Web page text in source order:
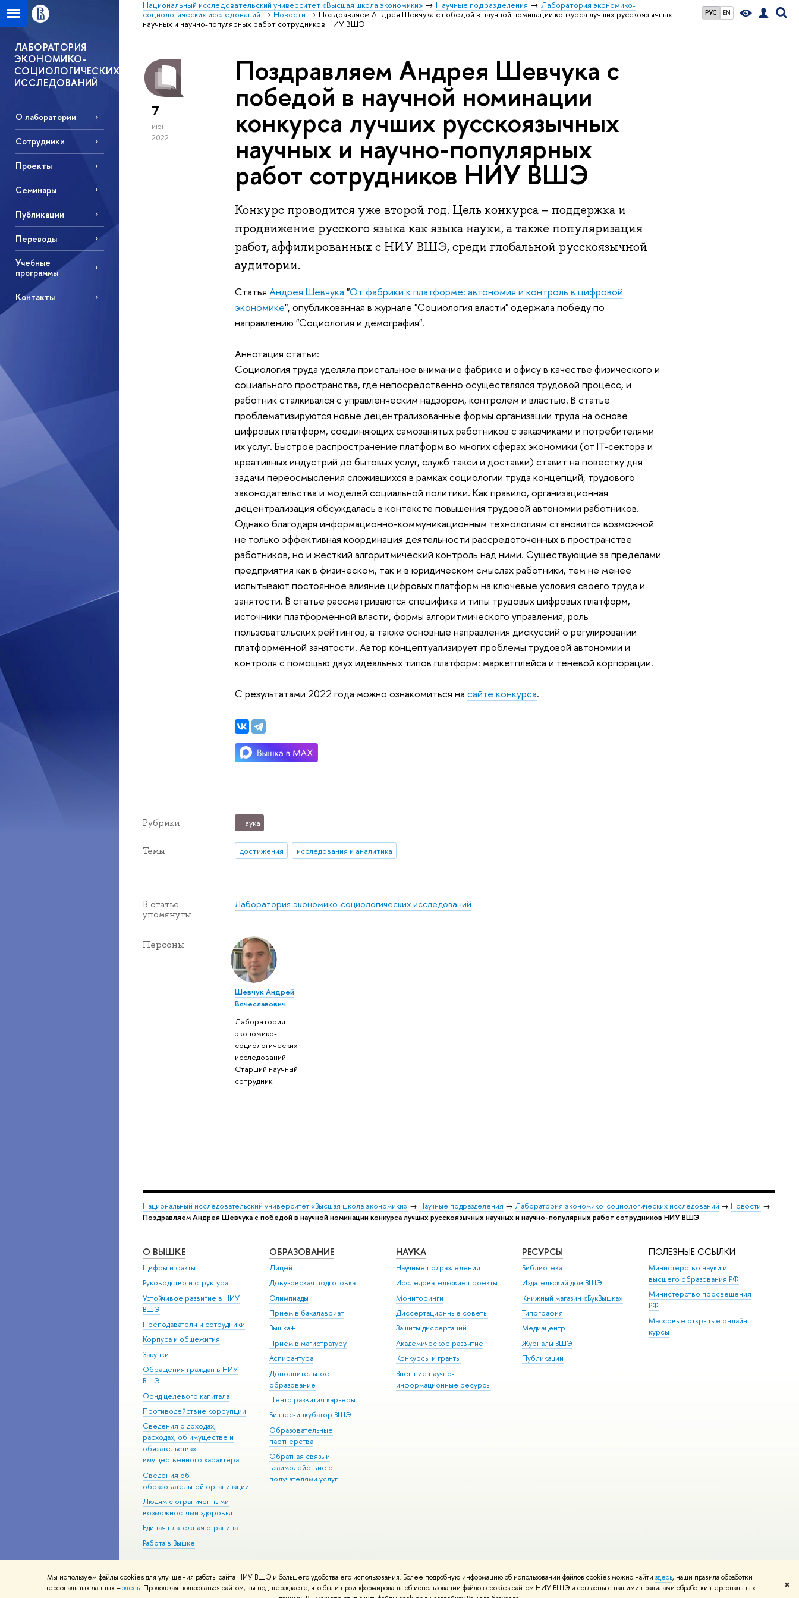
Мы используем файлы cookies для улучшения работы сайта НИУ ВШЭ и большего удобства его использования. Более подробную информацию об использовании файлов cookies можно найти здесь, наши правила обработки
персональных данных –здесь. Продолжая пользоваться сайтом, вы подтверждаете, что были проинформированы об использовании файлов cookies сайтом НИУ ВШЭ и согласны с нашими правилами обработки персональных
✖
РУС EN
Национальный исследовательский университет «Высшая школа экономики» Научные подразделения
Лаборатория экономико-
социологических исследований
Новости
Поздравляем Андрея Шевчука с победой в научной номинации конкурса лучших русскоязычных
научных и научно-популярных работ сотрудников НИУ ВШЭ
ЛАБОРАТОРИЯ
ЭКОНОМИКО-
СОЦИОЛОГИЧЕСКИХ
ИССЛЕДОВАНИЙ
О лаборатории
Сотрудники
Проекты
Семинары
Публикации
Переводы
Учебные
программы
Контакты
7
июн
2022
Поздравляем Андрея Шевчука с
победой в научной номинации
конкурса лучших русскоязычных
научных и научно-популярных
работ сотрудников НИУ ВШЭ
Конкурс проводится уже второй год. Цель конкурса – поддержка и
продвижение русского языка как языка науки, а также популяризация
работ, аффилированных с НИУ ВШЭ, среди глобальной русскоязычной
аудитории.
СтатьяАндрея Шевчука "От фабрики к платформе: автономия и контроль в цифровой
экономике", опубликованная в журнале "Социология власти" одержала победу по
направлению "Социология и демография".
Аннотация статьи:
Социология труда уделяла пристальное внимание фабрике и офису в качестве физического и
социального пространства, где непосредственно осуществлялся трудовой процесс, и
работник сталкивался с управленческим надзором, контролем и властью. В статье
проблематизируются новые децентрализованные формы организации труда на основе
цифровых платформ, соединяющих самозанятых работников с заказчиками и потребителями
их услуг. Быстрое распространение платформ во многих сферах экономики (от IT-сектора и
креативных индустрий до бытовых услуг, служб такси и доставки) ставит на повестку дня
задачи переосмысления сложившихся в рамках социологии труда концепций, трудового
законодательства и моделей социальной политики. Как правило, организационная
децентрализация обсуждалась в контексте повышения трудовой автономии работников.
Однако благодаря информационно-коммуникационным технологиям становится возможной
не только эффективная координация деятельности рассредоточенных в пространстве
работников, но и жесткий алгоритмический контроль над ними. Существующие за пределами
предприятия как в физическом, так и в юридическом смыслах работники, тем не менее
испытывают постоянное влияние цифровых платформ на ключевые условия своего труда и
занятости. В статье рассматриваются специфика и типы трудовых цифровых платформ,
источники платформенной власти, формы алгоритмического управления, роль
пользовательских рейтингов, а также основные направления дискуссий о регулировании
платформенной занятости. Автор концептуализирует проблемы трудовой автономии и
контроля с помощью двух идеальных типов платформ: маркетплейса и теневой корпорации.
С результатами 2022 года можно ознакомиться насайте конкурса.
Рубрики Наука
Темы достижения исследования и аналитика
В статье
упомянуты
Лаборатория экономико-социологических исследований
Персоны
Шевчук Андрей
Вячеславович
Лаборатория
экономико-
социологических
исследований:
Старший научный
сотрудник
Национальный исследовательский университет «Высшая школа экономики» → Научные подразделения → Лаборатория экономико-социологических исследований → Новости →
Поздравляем Андрея Шевчука с победой в научной номинации конкурса лучших русскоязычных научных и научно-популярных работ сотрудников НИУ ВШЭ
О ВЫШКЕ
Цифры и факты
Руководство и структура
Устойчивое развитие в НИУ
ВШЭ
Преподаватели и сотрудники
Корпуса и общежития
Закупки
Обращения граждан в НИУ
ВШЭ
Фонд целевого капитала
Противодействие коррупции
Сведения о доходах,
расходах, об имуществе и
обязательствах
имущественного характера
Сведения об
образовательной организации
Людям с ограниченными
возможностями здоровья
Единая платежная страница
Работа в Вышке
ОБРАЗОВАНИЕ
Лицей
Довузовская подготовка
Олимпиады
Прием в бакалавриат
Вышка+
Прием в магистратуру
Аспирантура
Дополнительное
образование
Центр развития карьеры
Бизнес-инкубатор ВШЭ
Образовательные
партнерства
Обратная связь и
взаимодействие с
получателями услуг
НАУКА
Научные подразделения
Исследовательские проекты
Мониторинги
Диссертационные советы
Защиты диссертаций
Академическое развитие
Конкурсы и гранты
Внешние научно-
информационные ресурсы
РЕСУРСЫ
Библиотека
Издательский дом ВШЭ
Книжный магазин «БукВышка»
Типография
Медиацентр
Журналы ВШЭ
Публикации
ПОЛЕЗНЫЕ ССЫЛКИ
Министерство науки и
высшего образования РФ
Министерство просвещения
РФ
Массовые открытые онлайн-
курсы
Редактору
© НИУ ВШЭ 1993–2026 Адреса и контакты Условия использования материалов Политика конфиденциальности Карта сайта
Шрифты HSE Sans и HSE Slab разработаны вШколе дизайна НИУ ВШЭ